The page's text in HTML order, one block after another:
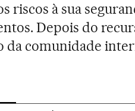
riscos à sua
Depois do
da comunidade